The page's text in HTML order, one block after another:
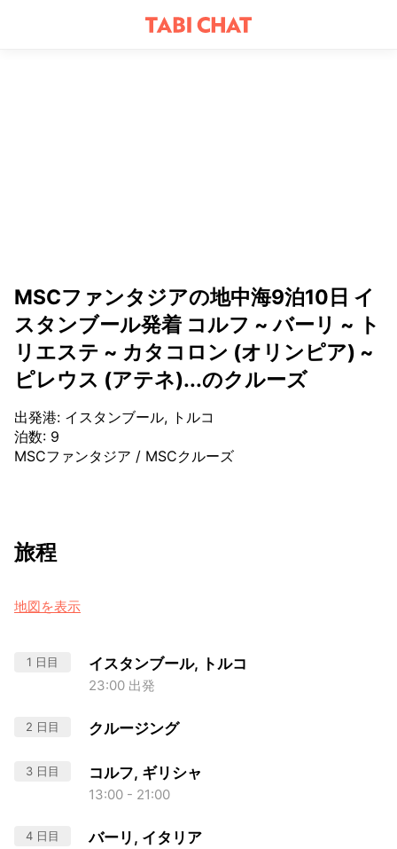
MSCファンタジアの地中海9泊10日 イ
スタンブール発着 コルフ ~ バーリ ~ ト
リエステ ~ カタコロン (オリンピア) ~
ピレウス (アテネ)...のクルーズ
出発港: イスタンブール, トルコ
泊数: 9
MSCファンタジア / MSCクルーズ
旅程
地図を表示
1 日目 イスタンブール, トルコ
23:00 出発
2 日目 クルージング
3 日目 コルフ, ギリシャ
13:00 - 21:00
4 日目 バーリ, イタリア